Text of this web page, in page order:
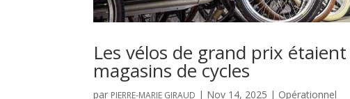
Les vélos de grand prix
magasins de cycles
par PIERRE-MARIE GIRAUD | Nov 14, 2025 | Opérationnel